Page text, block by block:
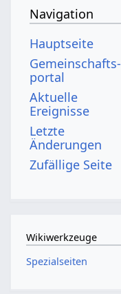
Navigation
Hauptseite
Gemeinschafts­
portal
Aktuelle
Ereignisse
Letzte
Änderungen
Zufällige Seite
Wikiwerkzeuge
Spezialseiten